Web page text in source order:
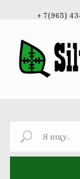
+ 7(965)